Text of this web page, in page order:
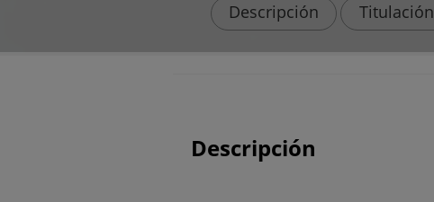
Descripción Titulación
Descripción